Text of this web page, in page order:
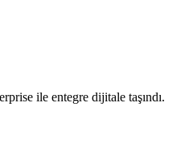
ile entegre dijitale taşındı.